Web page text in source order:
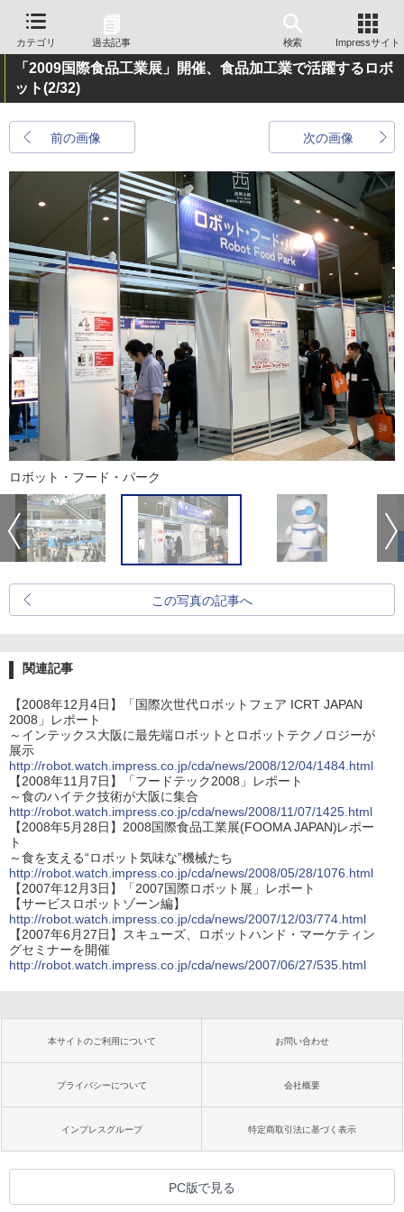
カテゴリ 過去記事 検索 Impressサイト
「2009国際食品工業展」開催、食品加工業で活躍するロボ
ット(2/32)
前の画像 次の画像
ロボット・フード・パーク
この写真の記事へ
関連記事
【2008年12月4日】「国際次世代ロボットフェア ICRT JAPAN
2008」レポート
～インテックス大阪に最先端ロボットとロボットテクノロジーが
展示
http://robot.watch.impress.co.jp/cda/news/2008/12/04/1484.html
【2008年11月7日】「フードテック2008」レポート
～食のハイテク技術が大阪に集合
http://robot.watch.impress.co.jp/cda/news/2008/11/07/1425.html
【2008年5月28日】2008国際食品工業展(FOOMA JAPAN)レポー
ト
～食を支える“ロボット気味な”機械たち
http://robot.watch.impress.co.jp/cda/news/2008/05/28/1076.html
【2007年12月3日】「2007国際ロボット展」レポート
【サービスロボットゾーン編】
http://robot.watch.impress.co.jp/cda/news/2007/12/03/774.html
【2007年6月27日】スキューズ、ロボットハンド・マーケティン
グセミナーを開催
http://robot.watch.impress.co.jp/cda/news/2007/06/27/535.html
本サイトのご利用について お問い合わせ
プライバシーについて 会社概要
インプレスグループ 特定商取引法に基づく表示
PC版で見る